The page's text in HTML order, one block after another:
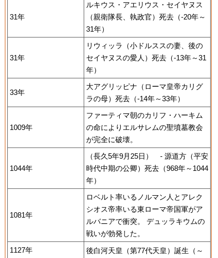
31年
ルキウス・アエリウス・セイヤヌス
（親衛隊長、執政官）死去（-20年～
31年）
31年
リウィッラ（小ドルススの妻、後の
セイヤヌスの愛人）死去（-13年～31
年）
33年
大アグリッピナ（ローマ皇帝カリグ
ラの母）死去（-14年～33年）
1009年
ファーティマ朝のカリフ・ハーキム
の命によりエルサレムの聖墳墓教会
が完全に破壊。
1044年
（長久5年9月25日） - 源道方（平安
時代中期の公卿）死去（968年～1044
年）
1081年
ロベルト率いるノルマン人とアレク
シオス帝率いる東ローマ帝国軍がア
ルバニアで衝突。 デュッラキウムの
戦いが勃発した。
1127年
後白河天皇（第77代天皇）誕生（～